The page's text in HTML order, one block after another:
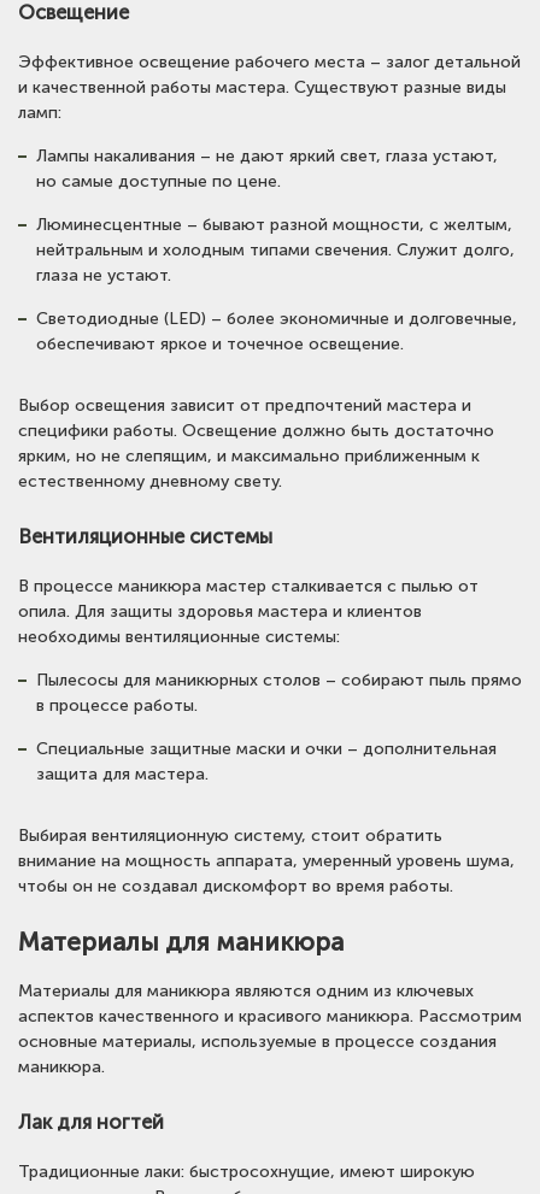
Освещение
Эффективное освещение рабочего места – залог детальной
и качественной работы мастера. Существуют разные виды
ламп:
Лампы накаливания – не дают яркий свет, глаза устают,
но самые доступные по цене.
Люминесцентные – бывают разной мощности, с желтым,
нейтральным и холодным типами свечения. Служит долго,
глаза не устают.
Светодиодные (LED) – более экономичные и долговечные,
обеспечивают яркое и точечное освещение.
Выбор освещения зависит от предпочтений мастера и
специфики работы. Освещение должно быть достаточно
ярким, но не слепящим, и максимально приближенным к
естественному дневному свету.
Вентиляционные системы
В процессе маникюра мастер сталкивается с пылью от
опила. Для защиты здоровья мастера и клиентов
необходимы вентиляционные системы:
Пылесосы для маникюрных столов – собирают пыль прямо
в процессе работы.
Специальные защитные маски и очки – дополнительная
защита для мастера.
Выбирая вентиляционную систему, стоит обратить
внимание на мощность аппарата, умеренный уровень шума,
чтобы он не создавал дискомфорт во время работы.
Материалы для маникюра
Материалы для маникюра являются одним из ключевых
аспектов качественного и красивого маникюра. Рассмотрим
основные материалы, используемые в процессе создания
маникюра.
Лак для ногтей
Традиционные лаки: быстросохнущие, имеют широкую